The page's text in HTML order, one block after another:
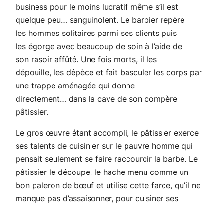
business pour le moins lucratif même s’il est
quelque peu… sanguinolent. Le barbier repère
les hommes solitaires parmi ses clients puis
les égorge avec beaucoup de soin à l’aide de
son rasoir affûté. Une fois morts, il les
dépouille, les dépèce et fait basculer les corps par
une trappe aménagée qui donne
directement… dans la cave de son compère
pâtissier.
Le gros œuvre étant accompli, le pâtissier exerce
ses talents de cuisinier sur le pauvre homme qui
pensait seulement se faire raccourcir la barbe. Le
pâtissier le découpe, le hache menu comme un
bon paleron de bœuf et utilise cette farce, qu’il ne
manque pas d’assaisonner, pour cuisiner ses